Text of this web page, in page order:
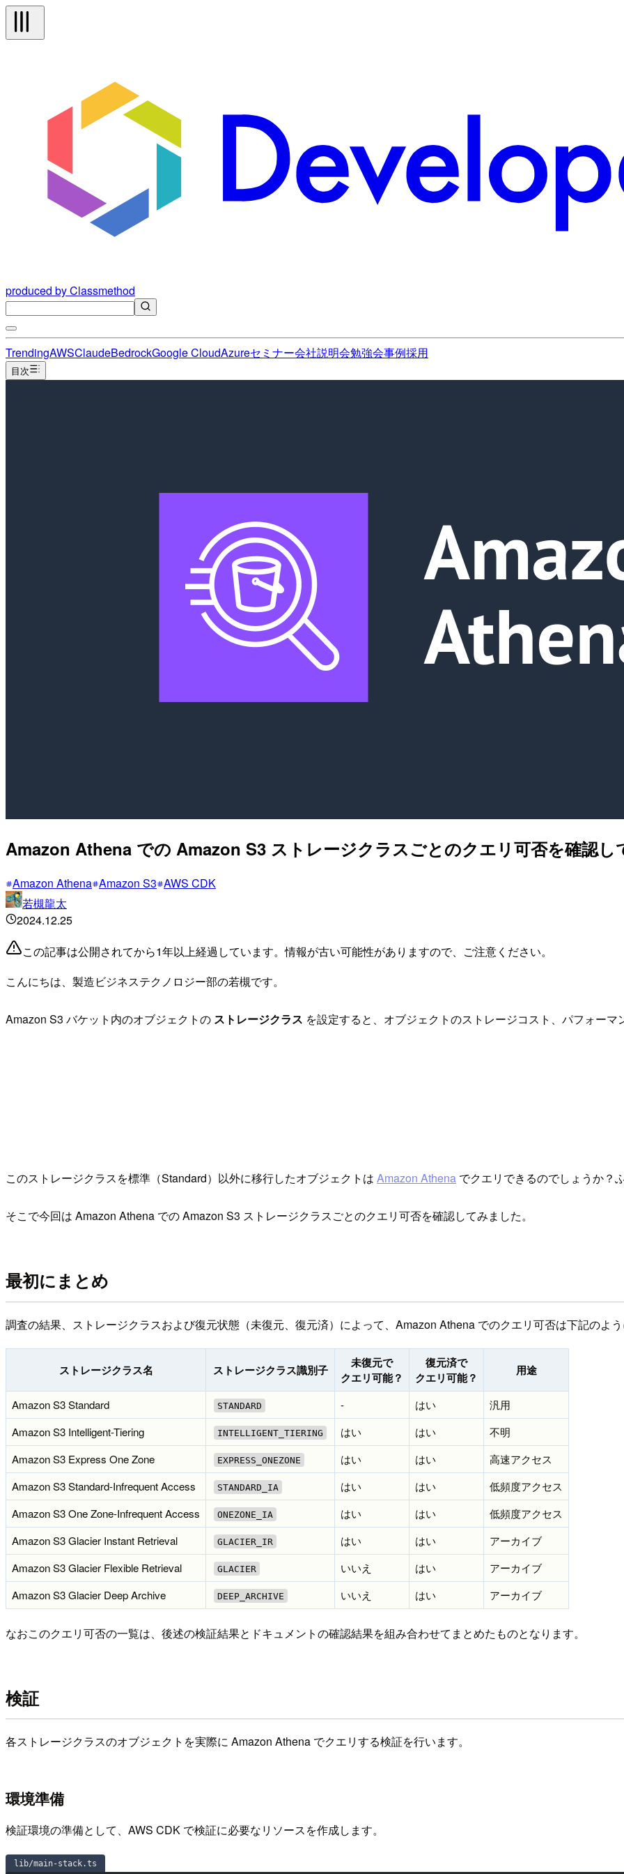
produced by Classmethod
TrendingAWSClaudeBedrockGoogle CloudAzureセミナー会社説明会勉強会事例採用
目次
Amazon Athena での Amazon S3 ストレージクラスごとのクエリ可否を確認し
Amazon Athena Amazon S3 AWS CDK
若槻龍太
2024.12.25
この記事は公開されてから1年以上経過しています。情報が古い可能性がありますので、ご注意ください。
こんにちは、製造ビジネステクノロジー部の若槻です。
Amazon S3 バケット内のオブジェクトの ストレージクラス を設定すると、オブジェクトのストレージコスト、パフォー
このストレージクラスを標準（Standard）以外に移行したオブジェクトは Amazon Athena でクエリできるのでしょうか？
そこで今回は Amazon Athena での Amazon S3 ストレージクラスごとのクエリ可否を確認してみました。
最初にまとめ
調査の結果、ストレージクラスおよび復元状態（未復元、復元済）によって、Amazon Athena でのクエリ可否は下記のよ
ストレージクラス名 ストレージクラス識別子
未復元で
クエリ可能？
復元済で
クエリ可能？
用途
Amazon S3 Standard STANDARD - はい
汎用
Amazon S3 Intelligent-Tiering
INTELLIGENT_TIERING はい はい
不明
Amazon S3 Express One Zone
EXPRESS_ONEZONE はい はい
高速アクセス
Amazon S3 Standard-Infrequent Access
STANDARD_IA はい はい
低頻度アクセス
Amazon S3 One Zone-Infrequent Access
ONEZONE_IA はい はい
低頻度アクセス
Amazon S3 Glacier Instant Retrieval
GLACIER_IR はい はい
アーカイブ
Amazon S3 Glacier Flexible Retrieval
GLACIER いいえ はい
アーカイブ
Amazon S3 Glacier Deep Archive
DEEP_ARCHIVE いいえ はい アーカイブ
なおこのクエリ可否の一覧は、後述の検証結果とドキュメントの確認結果を組み合わせてまとめたものとなります。
検証
各ストレージクラスのオブジェクトを実際に Amazon Athena でクエリする検証を行います。
環境準備
検証環境の準備として、AWS CDK で検証に必要なリソースを作成します。
lib/main-stack.ts